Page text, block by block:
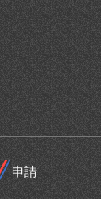
申請